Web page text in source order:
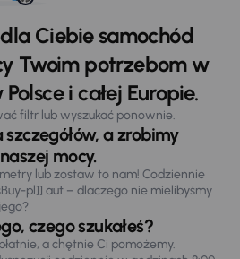
Ciebie samochód
Twoim potrzebom w
i całej Europie.
filtr lub wyszukać ponownie.
a zrobimy
mocy.
lub zostaw to nam! Codziennie
pl]] aut – dlaczego nie mielibyśmy
czego szukałeś?
a chętnie Ci pomożemy.